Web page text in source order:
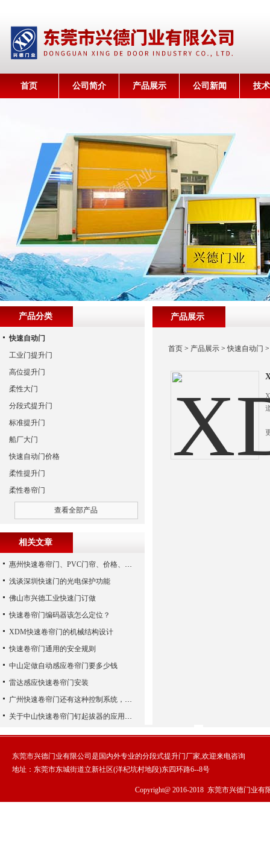
首页 公司简介 产品展示 公司新闻 技
产品展示
首页 > 产品展示 >快速自动门
产品分类
快速自动门
工业门提升门
高位提升门
柔性大门
分段式提升门
标准提升门
船厂大门
快速自动门价格
柔性提升门
柔性卷帘门
查看全部产品
相关文章
惠州快速卷帘门、PVC门帘、价格、维修
浅谈深圳快速门的光电保护功能
佛山市兴德工业快速门订做
快速卷帘门编码器该怎么定位？
XDM快速卷帘门的机械结构设计
快速卷帘门通用的安全规则
中山定做自动感应卷帘门要多少钱
雷达感应快速卷帘门安装
广州快速卷帘门还有这种控制系统，您知道吗？
关于中山快速卷帘门钉起拔器的应用特征
东莞市兴德门业有限公司是国内外专业的分段式提升门厂家,欢迎来电咨询
地址：东莞市东城街道立新社区(洋杞坑村地段)东四环路6--8号
Copyright@ 2016-2018 东莞市兴德门业有